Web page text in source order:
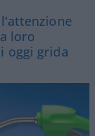
loro
oggi grida